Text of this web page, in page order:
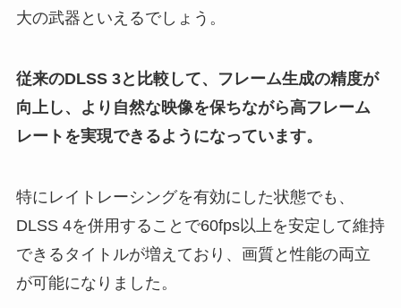
大の武器といえるでしょう。
従来のDLSS 3と比較して、フレーム生成の精度が
向上し、より自然な映像を保ちながら高フレーム
レートを実現できるようになっています。
特にレイトレーシングを有効にした状態でも、
DLSS 4を併用することで60fps以上を安定して維持
できるタイトルが増えており、画質と性能の両立
が可能になりました。